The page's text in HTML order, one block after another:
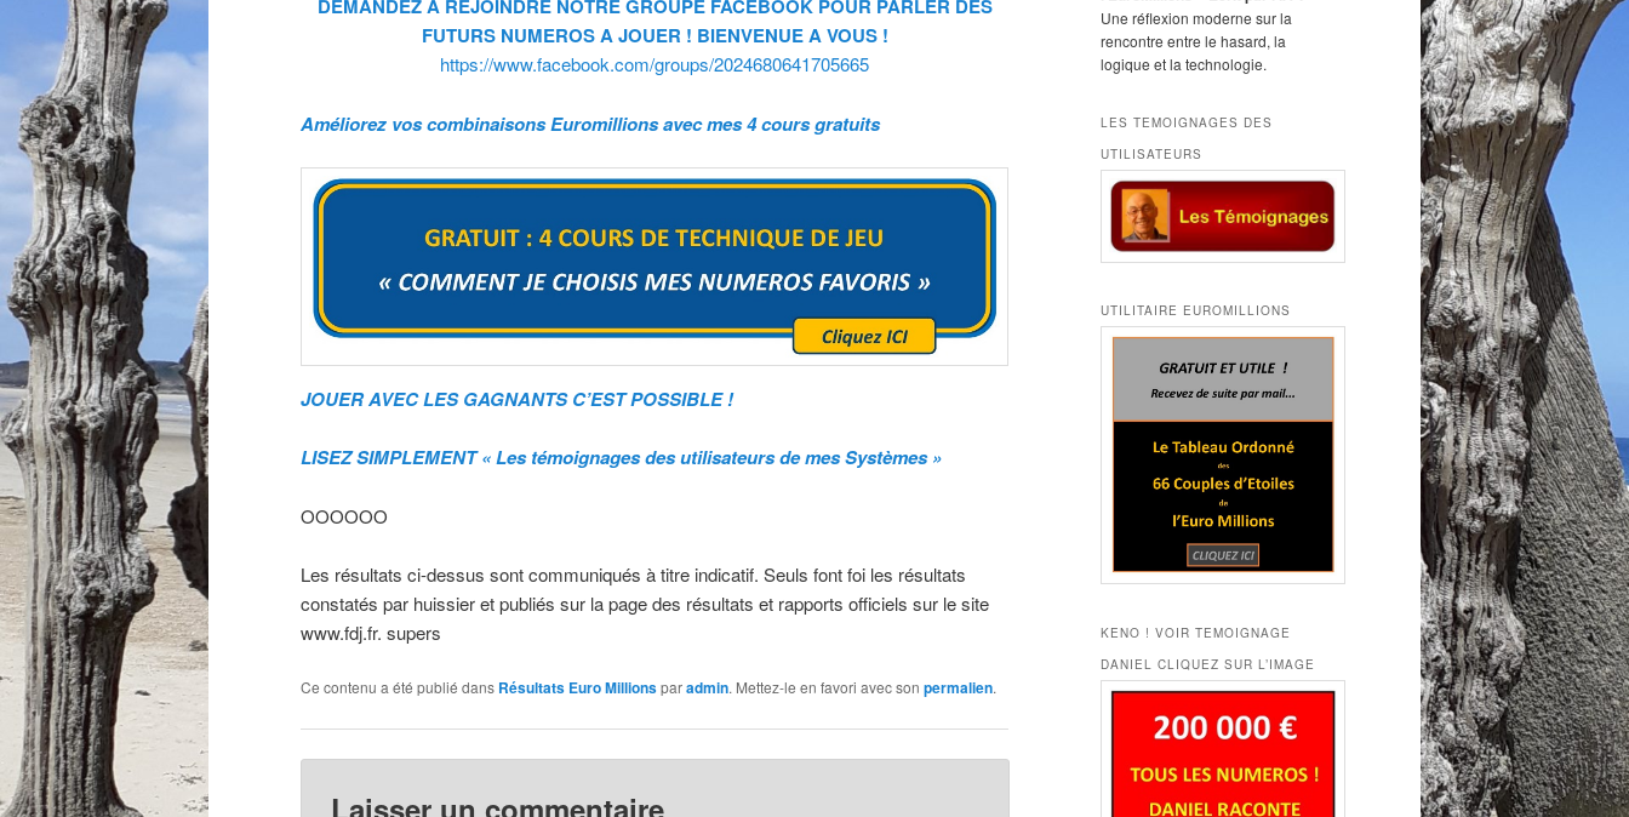
DEMANDEZ A REJOINDRE NOTRE GROUPE FACEBOOK POUR PARLER DES
FUTURS NUMEROS A JOUER ! BIENVENUE A VOUS !
https://www.facebook.com/groups/2024680641705665
Améliorez vos combinaisons Euromillions avec mes 4 cours gratuits
JOUER AVEC LES GAGNANTS C’EST POSSIBLE !
LISEZ SIMPLEMENT « Les témoignages des utilisateurs de mes Systèmes »
OOOOOO
Les résultats ci-dessus sont communiqués à titre indicatif. Seuls font foi les résultats
constatés par huissier et publiés sur la page des résultats et rapports officiels sur le site
www.fdj.fr. supers
Ce contenu a été publié dans Résultats Euro Millionsparadmin. Mettez-le en favori avec son permalien.
Laisser un commentaire
Une réflexion moderne sur la
rencontre entre le hasard, la
logique et la technologie.
LES TEMOIGNAGES DES
UTILISATEURS
UTILITAIRE EUROMILLIONS
KENO ! VOIR TEMOIGNAGE
DANIEL CLIQUEZ SUR L’IMAGE